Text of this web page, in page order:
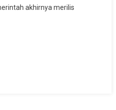
Mendominasi
akhirnya merilis